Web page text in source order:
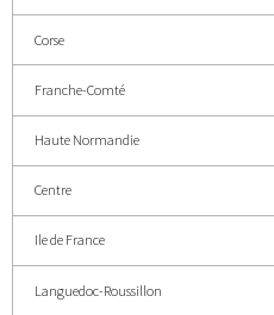
Corse
Franche-Comté
Haute Normandie
Centre
Ile de France
Languedoc-Roussillon